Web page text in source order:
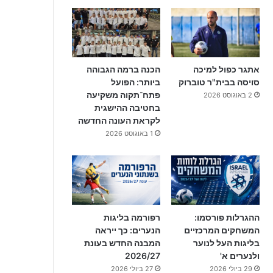
אתגר כפול למיכה
סויסה בבית"ר טוברוק
2 באוגוסט 2026
הכנה ברמה הגבוהה
ביותר: הפועל
פתח־תקוה משקיעה
בחטיבה ההישגית
לקראת העונה החדשה
1 באוגוסט 2026
ההגרלות פורסמו:
המשחקים המרכזיים
בליגות העל לנוער
ולנערים א'
29 ביולי 2026
רפורמה בליגות
הנערים: כך ייראה
המבנה החדש בעונת
2026/27
27 ביולי 2026